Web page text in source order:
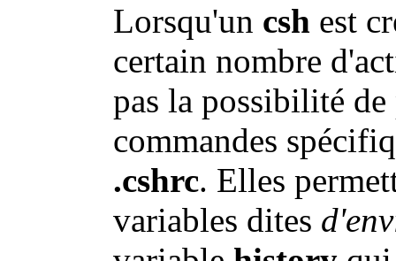
Lorsqu'un csh est
certain nombre
pas la possibilité de
commandes
.cshrc. Elles
variables dites